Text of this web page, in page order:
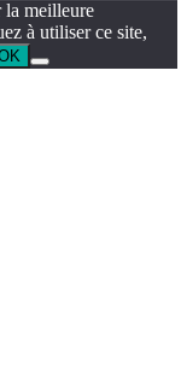
la meilleure
à utiliser ce site,